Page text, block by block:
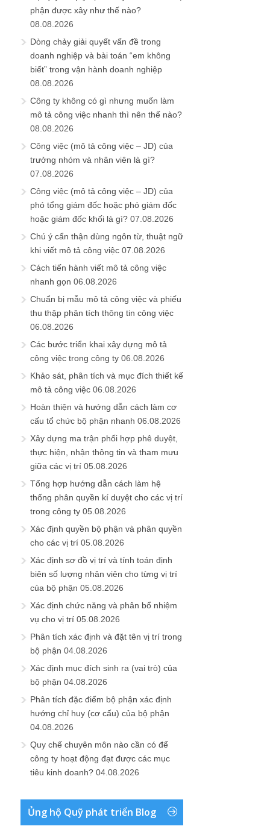
phận được xây như thế nào?
08.08.2026
Dòng chảy giải quyết vấn đề trong
doanh nghiệp và bài toán “em không
biết” trong vận hành doanh nghiệp
08.08.2026
Công ty không có gì nhưng muốn làm
mô tả công việc nhanh thì nên thế nào?
08.08.2026
Công việc (mô tả công việc – JD) của
trưởng nhóm và nhân viên là gì?
07.08.2026
Công việc (mô tả công việc – JD) của
phó tổng giám đốc hoặc phó giám đốc
hoặc giám đốc khối là gì? 07.08.2026
Chú ý cẩn thận dùng ngôn từ, thuật ngữ
khi viết mô tả công việc 07.08.2026
Cách tiến hành viết mô tả công việc
nhanh gọn 06.08.2026
Chuẩn bị mẫu mô tả công việc và phiếu
thu thập phân tích thông tin công việc
06.08.2026
Các bước triển khai xây dựng mô tả
công việc trong công ty 06.08.2026
Khảo sát, phân tích và mục đích thiết kế
mô tả công việc 06.08.2026
Hoàn thiện và hướng dẫn cách làm cơ
cấu tổ chức bộ phận nhanh 06.08.2026
Xây dựng ma trận phối hợp phê duyệt,
thực hiện, nhận thông tin và tham mưu
giữa các vị trí 05.08.2026
Tổng hợp hướng dẫn cách làm hệ
thống phân quyền kí duyệt cho các vị trí
trong công ty 05.08.2026
Xác định quyền bộ phận và phân quyền
cho các vị trí 05.08.2026
Xác định sơ đồ vị trí và tính toán định
biên số lượng nhân viên cho từng vị trí
của bộ phận 05.08.2026
Xác định chức năng và phân bổ nhiệm
vụ cho vị trí 05.08.2026
Phân tích xác định và đặt tên vị trí trong
bộ phận 04.08.2026
Xác định mục đích sinh ra (vai trò) của
bộ phận 04.08.2026
Phân tích đặc điểm bộ phận xác định
hướng chỉ huy (cơ cấu) của bộ phận
04.08.2026
Quy chế chuyên môn nào cần có để
công ty hoạt động đạt được các mục
tiêu kinh doanh? 04.08.2026
Ủng hộ Quỹ phát triển Blog